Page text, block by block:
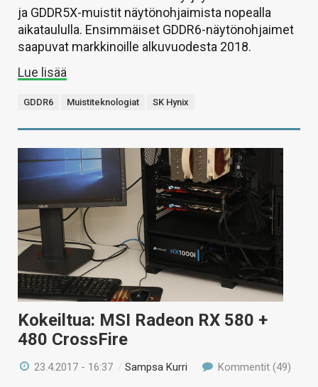
ja GDDR5X-muistit näytönohjaimista nopealla
aikataululla. Ensimmäiset GDDR6-näytönohjaimet
saapuvat markkinoille alkuvuodesta 2018.
Lue lisää
GDDR6 Muistiteknologiat SK Hynix
Kokeiltua: MSI Radeon RX 580 +
480 CrossFire
23.4.2017 - 16:37 /Sampsa Kurri Kommentit (49)